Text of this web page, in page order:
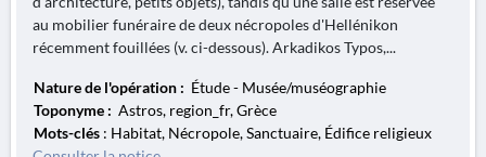
au mobilier funéraire de deux nécropoles d'Hellénikon
récemment fouillées (v. ci-dessous). Arkadikos Typos,...
Nature de l'opération : Étude - Musée/muséographie
Toponyme : Astros, region_fr, Grèce
Mots-clés : Habitat, Nécropole, Sanctuaire, Édifice religieux